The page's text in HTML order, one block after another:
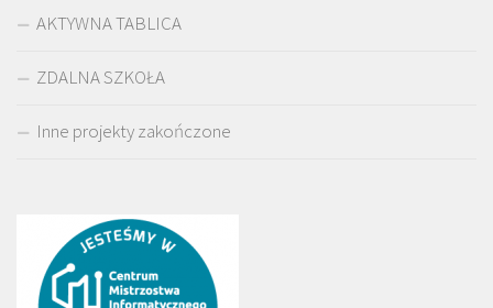
AKTYWNA TABLICA
ZDALNA SZKOŁA
Inne projekty zakończone